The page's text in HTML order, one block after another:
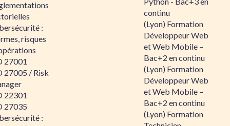
:
risques
27001
27005 / Risk
22301
27035
:
continu
(Lyon) Formation
Développeur Web
et Web Mobile –
Bac+2 en continu
(Lyon) Formation
Développeur Web
et Web Mobile –
Bac+2 en continu
(Lyon) Formation